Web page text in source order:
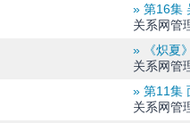
» 第16集
关系网管
» 《炽夏
关系网管
» 第11集
关系网管